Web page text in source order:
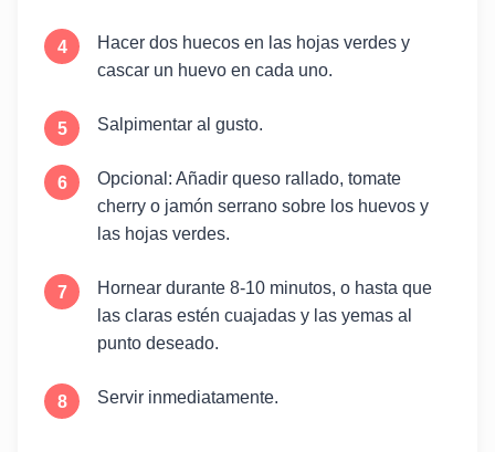
Hacer dos huecos en las hojas verdes y
cascar un huevo en cada uno.
Salpimentar al gusto.
Opcional: Añadir queso rallado, tomate
cherry o jamón serrano sobre los huevos y
las hojas verdes.
Hornear durante 8-10 minutos, o hasta que
las claras estén cuajadas y las yemas al
punto deseado.
Servir inmediatamente.